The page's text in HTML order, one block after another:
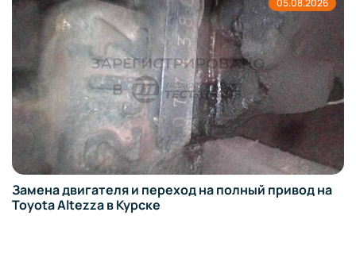
05.08.2026
Замена двигателя и переход на полный привод на
Toyota Altezza в Курске